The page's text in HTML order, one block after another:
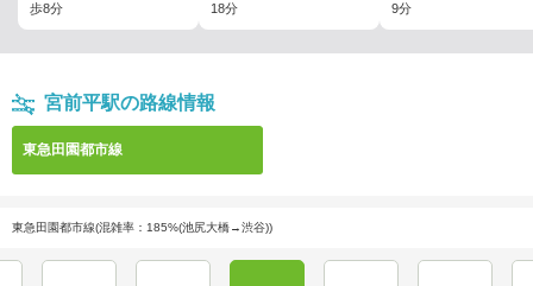
歩8分
18分
9分
宮前平駅の路線情報
東急田園都市線
東急田園都市線(混雑率：185%(池尻大橋→渋谷))